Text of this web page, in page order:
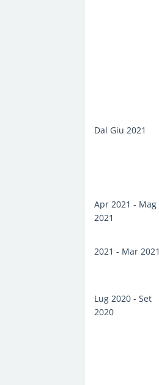
Dal Giu 2021
Apr 2021 - Mag
2021
2021 - Mar 2021
Lug 2020 - Set
2020